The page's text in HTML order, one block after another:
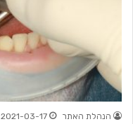
הנהלת האתר 2021-03-17